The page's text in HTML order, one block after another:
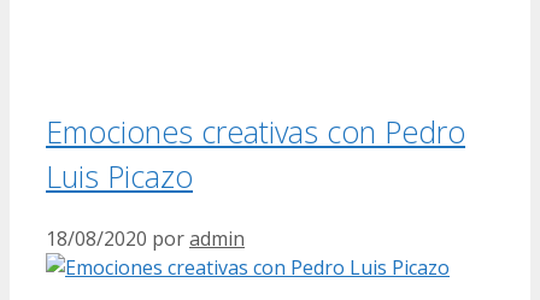
Emociones creativas con Pedro
Luis Picazo
18/08/2020 poradmin